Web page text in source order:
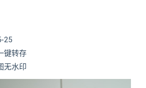
25
键转存
无水印